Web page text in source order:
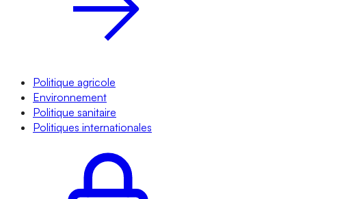
Politique agricole
Environnement
Politique sanitaire
Politiques internationales